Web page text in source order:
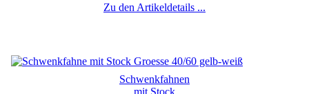
Zu den Artikeldetails ...
Schwenkfahnen
mit Stock